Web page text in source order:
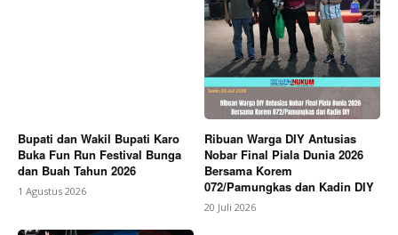
Bupati dan Wakil Bupati Karo
Buka Fun Run Festival Bunga
dan Buah Tahun 2026
1 Agustus 2026
Ribuan Warga DIY Antusias
Nobar Final Piala Dunia 2026
Bersama Korem
072/Pamungkas dan Kadin DIY
20 Juli 2026